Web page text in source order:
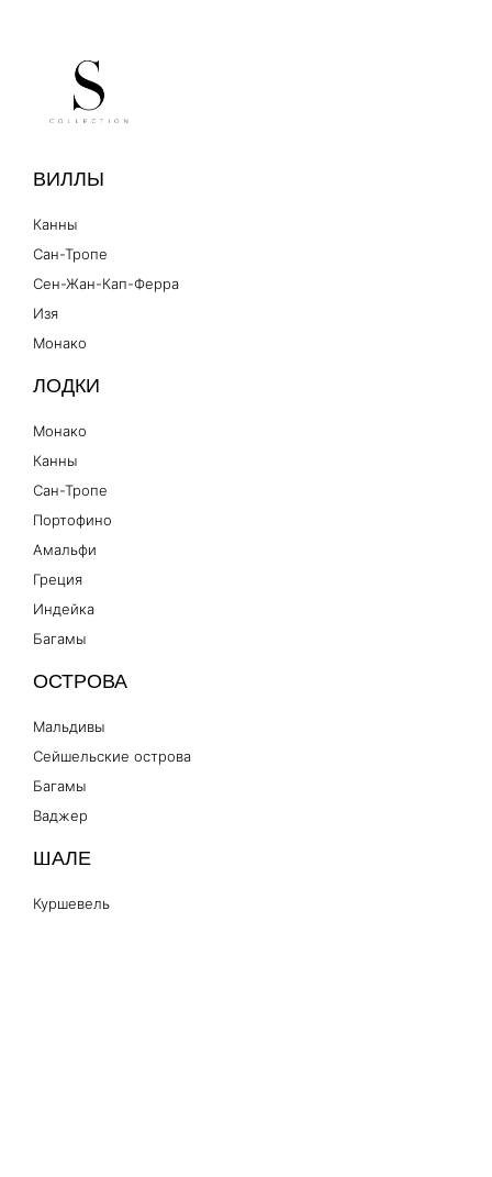
ВИЛЛЫ
Канны
Сан-Тропе
Сен-Жан-Кап-Ферра
Изя
Монако
ЛОДКИ
Монако
Канны
Сан-Тропе
Портофино
Амальфи
Греция
Индейка
Багамы
ОСТРОВА
Мальдивы
Сейшельские острова
Багамы
Ваджер
ШАЛЕ
Куршевель